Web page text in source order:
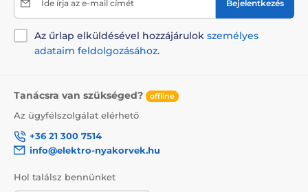
Ide írja az e-mail címét Bejelentkezés
Az űrlap elküldésével hozzájárulok személyes
adataim feldolgozásához.
Tanácsra van szükséged? offline
Az ügyfélszolgálat elérhető
+36 21 300 7514
info@elektro-nyakorvek.hu
Hol találsz bennünket